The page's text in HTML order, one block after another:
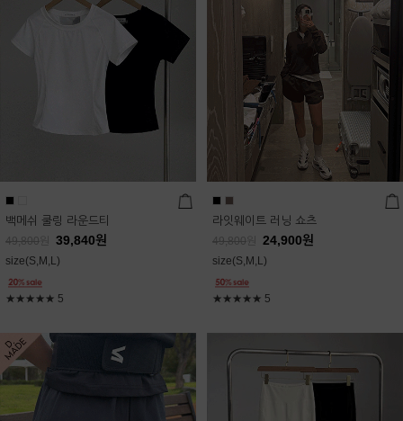
백메쉬 쿨링 라운드티
49,800 39,840원
size(S,M,L)
★★★★★ 5
라잇웨이트 러닝 쇼츠
49,800 24,900원
size(S,M,L)
★★★★★ 5